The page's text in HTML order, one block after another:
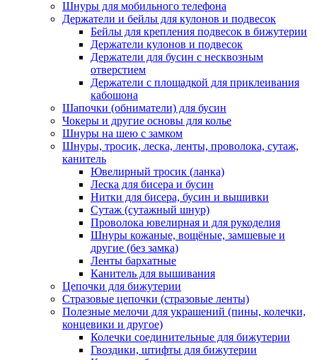
Шнуры для мобильного телефона
Держатели и бейлы для кулонов и подвесок
Бейлы для крепления подвесок в бижутерии
Держатели кулонов и подвесок
Держатели для бусин с несквозным
отверстием
Держатели с площадкой для приклеивания
кабошона
Шапочки (обниматели) для бусин
Чокеры и другие основы для колье
Шнуры на шею с замком
Шнуры, тросик, леска, ленты, проволока, сутаж,
канитель
Ювелирный тросик (ланка)
Леска для бисера и бусин
Нитки для бисера, бусин и вышивки
Сутаж (сутажный шнур)
Проволока ювелирная и для рукоделия
Шнуры кожаные, вощёные, замшевые и
другие (без замка)
Ленты бархатные
Канитель для вышивания
Цепочки для бижутерии
Стразовые цепочки (стразовые ленты)
Полезные мелочи для украшений (пины, колечки,
концевики и другое)
Колечки соединительные для бижутерии
Гвоздики, штифты для бижутерии